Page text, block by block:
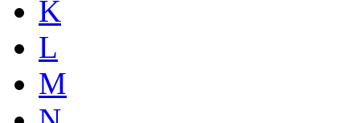
K
L
M